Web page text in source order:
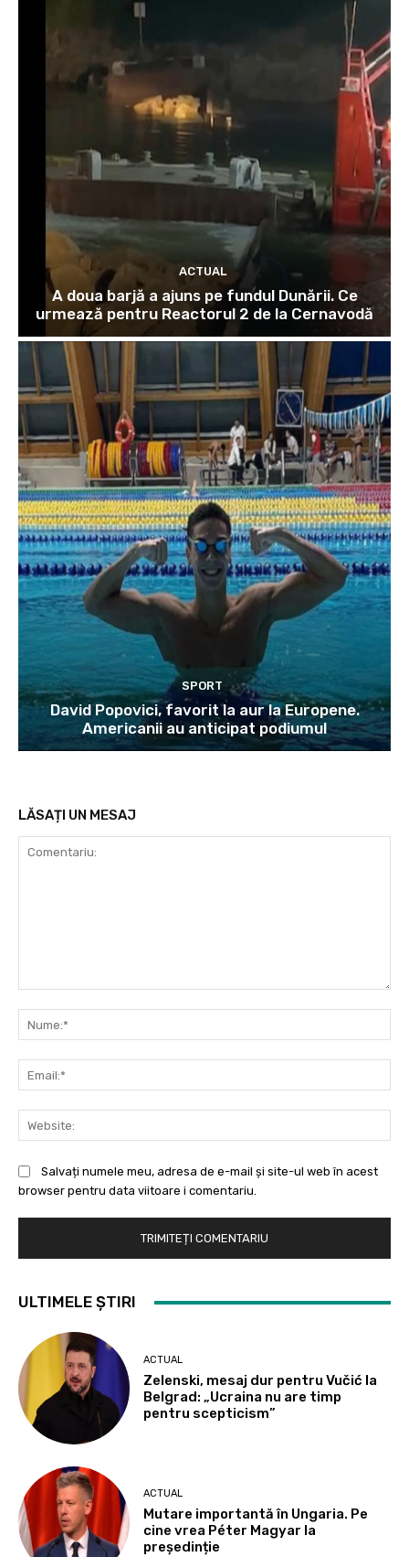
ACTUAL
A doua barjă a ajuns pe fundul Dunării. Ce
urmează pentru Reactorul 2 de la Cernavodă
SPORT
David Popovici, favorit la aur la Europene.
Americanii au anticipat podiumul
LĂSAȚI UN MESAJ
Salvați numele meu, adresa de e-mail și site-ul web în acest
browser pentru data viitoare i comentariu.
ULTIMELE ȘTIRI
ACTUAL
Zelenski, mesaj dur pentru Vučić la
Belgrad: „Ucraina nu are timp
pentru scepticism”
ACTUAL
Mutare importantă în Ungaria. Pe
cine vrea Péter Magyar la
președinție